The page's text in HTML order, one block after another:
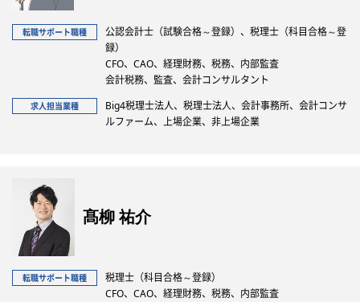
転職サポート職種
公認会計士（試験合格～登録）、税理士（科目合格～登
録）
CFO、CAO、経理財務、税務、内部監査
会計税務、監査、会計コンサルタント
求人担当業種
Big4税理士法人、税理士法人、会計事務所、会計コンサ
ルファーム、上場企業、非上場企業
髙柳 祐介
転職サポート職種
税理士（科目合格～登録）
CFO、CAO、経理財務、税務、内部監査